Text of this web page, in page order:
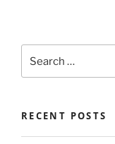
for:
RECENT POSTS